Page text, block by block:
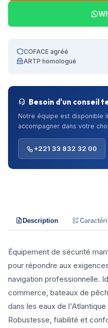
COFACE agréé
ARTP homologué
Besoin d'un conseil
Notre équipe est disponible
accompagner dans votre
+221 33 832 32 00
Description
Équipement de sécurité
pour répondre aux
navigation professionnelle.
commerce, bateaux de
dans les eaux de
Robustesse, fiabilité et